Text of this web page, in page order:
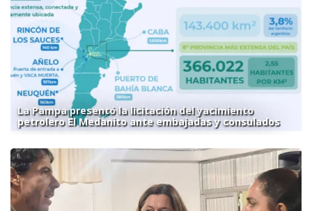
La Pampa presentó la licitación del yacimiento
petrolero El Medanito ante embajadas y consulados